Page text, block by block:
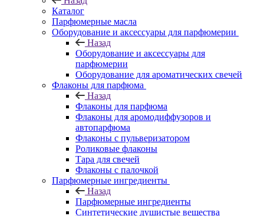
Каталог
Парфюмерные масла
Оборудование и аксессуары для парфюмерии
Назад
Оборудование и аксессуары для
парфюмерии
Оборудование для ароматических свечей
Флаконы для парфюма
Назад
Флаконы для парфюма
Флаконы для аромодиффузоров и
автопарфюма
Флаконы с пульверизатором
Роликовые флаконы
Тара для свечей
Флаконы с палочкой
Парфюмерные ингредиенты
Назад
Парфюмерные ингредиенты
Синтетические душистые вещества